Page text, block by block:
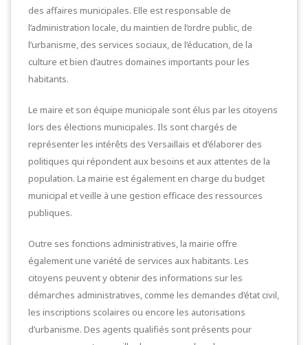
des affaires municipales. Elle est responsable de
l’administration locale, du maintien de l’ordre public, de
l’urbanisme, des services sociaux, de l’éducation, de la
culture et bien d’autres domaines importants pour les
habitants.
Le maire et son équipe municipale sont élus par les citoyens
lors des élections municipales. Ils sont chargés de
représenter les intérêts des Versaillais et d’élaborer des
politiques qui répondent aux besoins et aux attentes de la
population. La mairie est également en charge du budget
municipal et veille à une gestion efficace des ressources
publiques.
Outre ses fonctions administratives, la mairie offre
également une variété de services aux habitants. Les
citoyens peuvent y obtenir des informations sur les
démarches administratives, comme les demandes d’état civil,
les inscriptions scolaires ou encore les autorisations
d’urbanisme. Des agents qualifiés sont présents pour